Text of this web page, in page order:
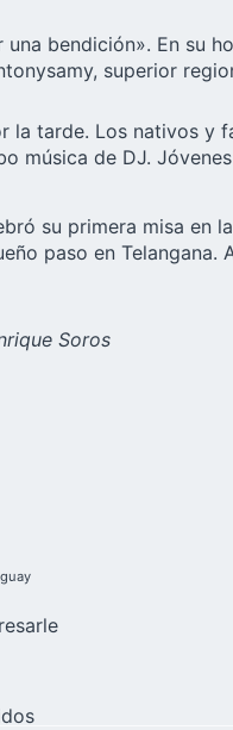
una bendición». En
superior
tarde. Los nativos y
música de DJ.
su primera misa en
paso en
Soros